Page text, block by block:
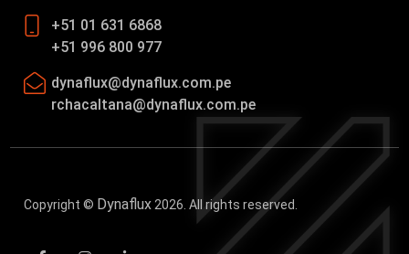
+51 01 631 6868
+51 996 800 977
dynaflux@dynaflux.com.pe
rchacaltana@dynaflux.com.pe
Copyright © Dynaflux 2026. All rights reserved.